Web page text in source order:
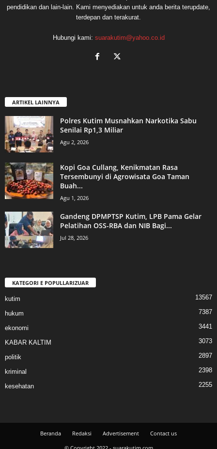
pendidikan dan lain-lain. Kami menyediakan untuk anda berita terupdate,
terdepan dan terakurat.
Hubungi kami: suarakutim@yahoo.co.id
ARTIKEL LAINNYA
Polres Kutim Musnahkan Narkotika Sabu
Senilai Rp1,3 Miliar
Agu 2, 2026
Kopi Goa Cullang, Kenikmatan Rasa
Tersembunyi di Agrowisata Goa Taman
Buah...
Agu 1, 2026
Gandeng DPMPTSP Kutim, LPB Pama Gelar
Pelatihan OSS-RBA dan NIB Bagi...
Jul 28, 2026
KATEGORI E POPULLARIZUAR
kutim 13567
hukum 7387
ekonomi 3441
KABAR KALTIM 3073
politik 2897
kriminal 2398
kesehatan 2255
Beranda Redaksi Advertisement
Contact us